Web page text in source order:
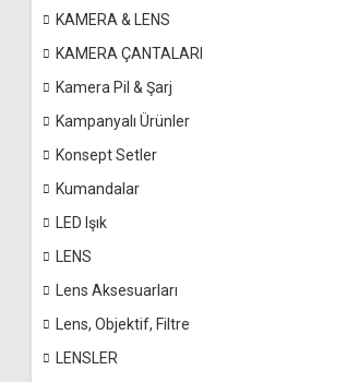
KAMERA & LENS
KAMERA ÇANTALARI
Kamera Pil & Şarj
Kampanyalı Ürünler
Konsept Setler
Kumandalar
LED Işık
LENS
Lens Aksesuarları
Lens, Objektif, Filtre
LENSLER